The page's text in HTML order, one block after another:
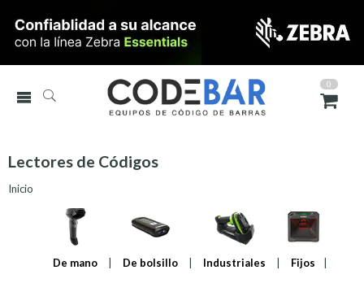
0
Lectores de Códigos
Inicio
De mano De bolsillo Industriales Fijos